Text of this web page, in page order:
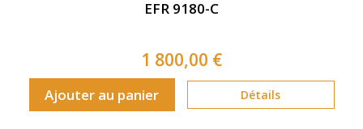
EFR 9180-C
1 800,00 €
Ajouter au panier Détails